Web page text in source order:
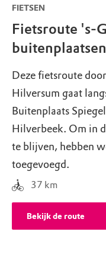
FIETSEN
Fietsroute 's-
buitenplaatsen
Deze fietsroute
Hilversum gaat
Buitenplaats
Hilverbeek. Om in
te blijven, hebben
toegevoegd.
37 km
Bekijk de route